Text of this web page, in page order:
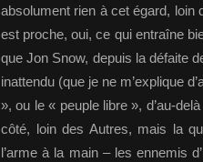
absolument rien à cet égard,
est proche, oui, ce qui entraîne
que Jon Snow, depuis la défaite
inattendu (que je ne m’explique
», ou le « peuple libre », d’au-
côté, loin des Autres, mais la
l’arme à la main – les ennemis